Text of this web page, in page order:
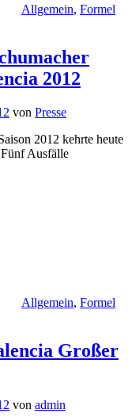
Allgemein, Formel
2012
von Presse
2012 kehrte heute
Ausfälle
Allgemein, Formel
Großer
von admin